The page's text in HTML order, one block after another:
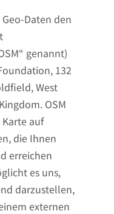
Daten den
genannt)
132
West
OSM
auf
die Ihnen
erreichen
es uns,
darzustellen,
externen